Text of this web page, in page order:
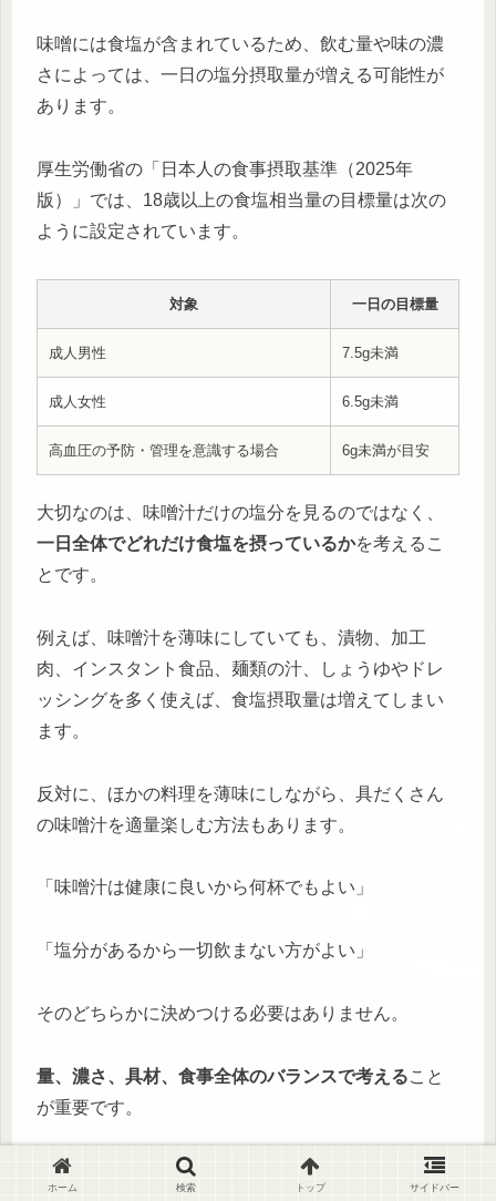
味噌には食塩が含まれているため、飲む量や味の濃
さによっては、一日の塩分摂取量が増える可能性が
あります。
厚生労働省の「日本人の食事摂取基準（2025年
版）」では、18歳以上の食塩相当量の目標量は次の
ように設定されています。
対象 一日の目標量
成人男性 7.5g未満
成人女性 6.5g未満
高血圧の予防・管理を意識する場合 6g未満が目安
大切なのは、味噌汁だけの塩分を見るのではなく、
一日全体でどれだけ食塩を摂っているかを考えるこ
とです。
例えば、味噌汁を薄味にしていても、漬物、加工
肉、インスタント食品、麺類の汁、しょうゆやドレ
ッシングを多く使えば、食塩摂取量は増えてしまい
ます。
反対に、ほかの料理を薄味にしながら、具だくさん
の味噌汁を適量楽しむ方法もあります。
「味噌汁は健康に良いから何杯でもよい」
「塩分があるから一切飲まない方がよい」
そのどちらかに決めつける必要はありません。
量、濃さ、具材、食事全体のバランスで考えること
が重要です。
ホーム 検索 トップ サイドバー